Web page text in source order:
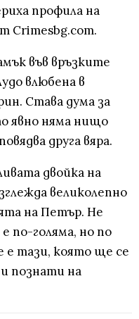
профила на
Crimesbg.com.
във връзките
влюбена в
Става дума за
явно няма нищо
друга вяра.
двойка на
великолепно
на Петър. Не
по-голяма, но по
е тази, която ще се
познати на